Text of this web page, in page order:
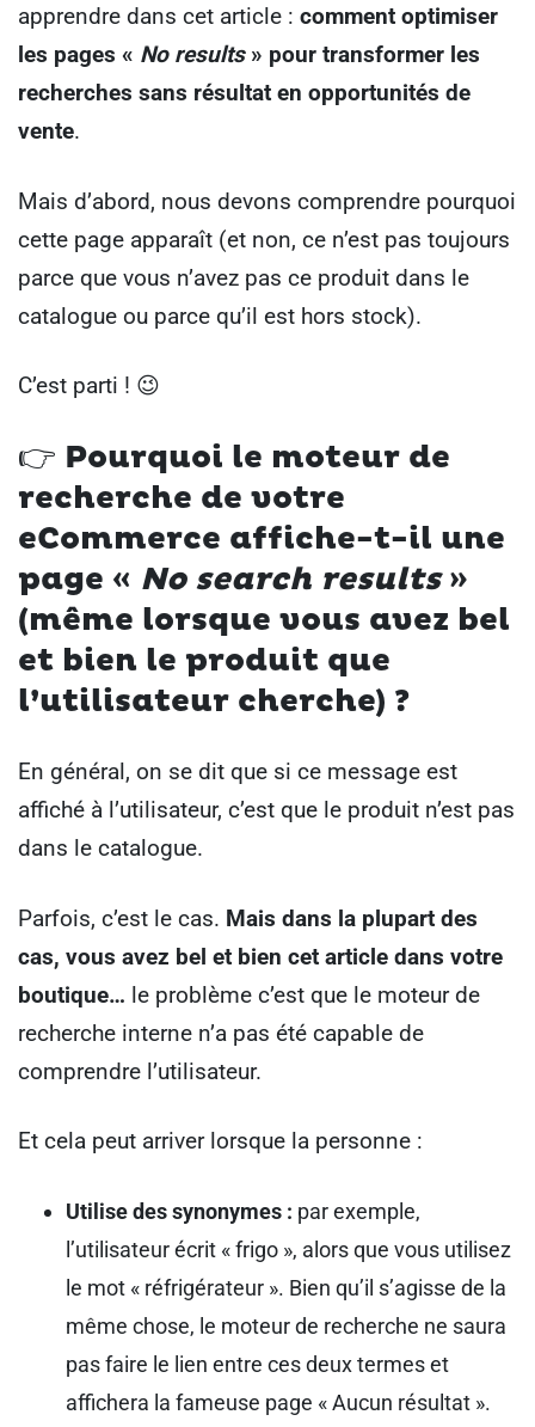
apprendre dans cet article : comment optimiser
les pages « No results » pour transformer les
recherches sans résultat en opportunités de
vente.
Mais d’abord, nous devons comprendre pourquoi
cette page apparaît (et non, ce n’est pas toujours
parce que vous n’avez pas ce produit dans le
catalogue ou parce qu’il est hors stock).
C’est parti ! 😉
👉 Pourquoi le moteur de
recherche de votre
eCommerce affiche-t-il une
page « No search results»
(même lorsque vous avez bel
et bien le produit que
l’utilisateur cherche) ?
En général, on se dit que si ce message est
affiché à l’utilisateur, c’est que le produit n’est pas
dans le catalogue.
Parfois, c’est le cas. Mais dans la plupart des
cas, vous avez bel et bien cet article dans votre
boutique… le problème c’est que le moteur de
recherche interne n’a pas été capable de
comprendre l’utilisateur.
Et cela peut arriver lorsque la personne :
Utilise des synonymes : par exemple,
l’utilisateur écrit « frigo », alors que vous utilisez
le mot « réfrigérateur ». Bien qu’il s’agisse de la
même chose, le moteur de recherche ne saura
pas faire le lien entre ces deux termes et
affichera la fameuse page « Aucun résultat ».